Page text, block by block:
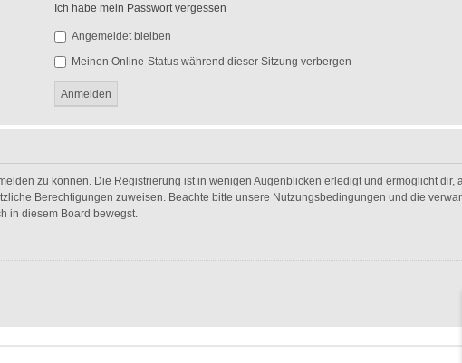
Ich habe mein Passwort vergessen
Angemeldet bleiben
Meinen Online-Status während dieser Sitzung verbergen
zu können. Die Registrierung ist in wenigen Augenblicken erledigt und ermöglicht
Berechtigungen zuweisen. Beachte bitte unsere Nutzungsbedingungen und die
in diesem Board bewegst.